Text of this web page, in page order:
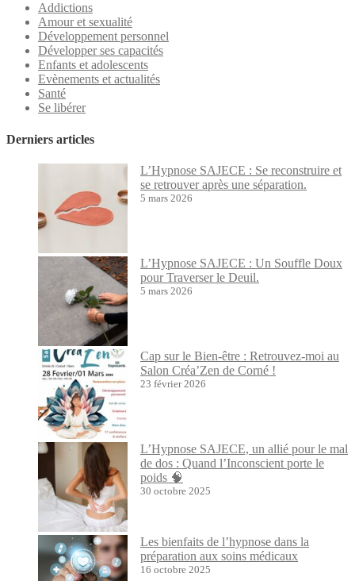
Addictions
Amour et sexualité
Développement personnel
Développer ses capacités
Enfants et adolescents
Evènements et actualités
Santé
Se libérer
Derniers articles
L’Hypnose SAJECE : Se reconstruire et
se retrouver après une séparation.
5 mars 2026
L’Hypnose SAJECE : Un Souffle Doux
pour Traverser le Deuil.
5 mars 2026
Cap sur le Bien-être : Retrouvez-moi au
Salon Créa’Zen de Corné !
23 février 2026
L’Hypnose SAJECE, un allié pour le mal
de dos : Quand l’Inconscient porte le
poids 🧠
30 octobre 2025
Les bienfaits de l’hypnose dans la
préparation aux soins médicaux
16 octobre 2025